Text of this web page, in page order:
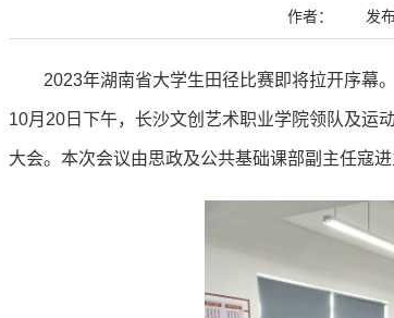
作者： 发
2023年湖南省大学生田径比赛即将拉开序幕
10月20日下午，长沙文创艺术职业学院领队及运
大会。本次会议由思政及公共基础课部副主任寇